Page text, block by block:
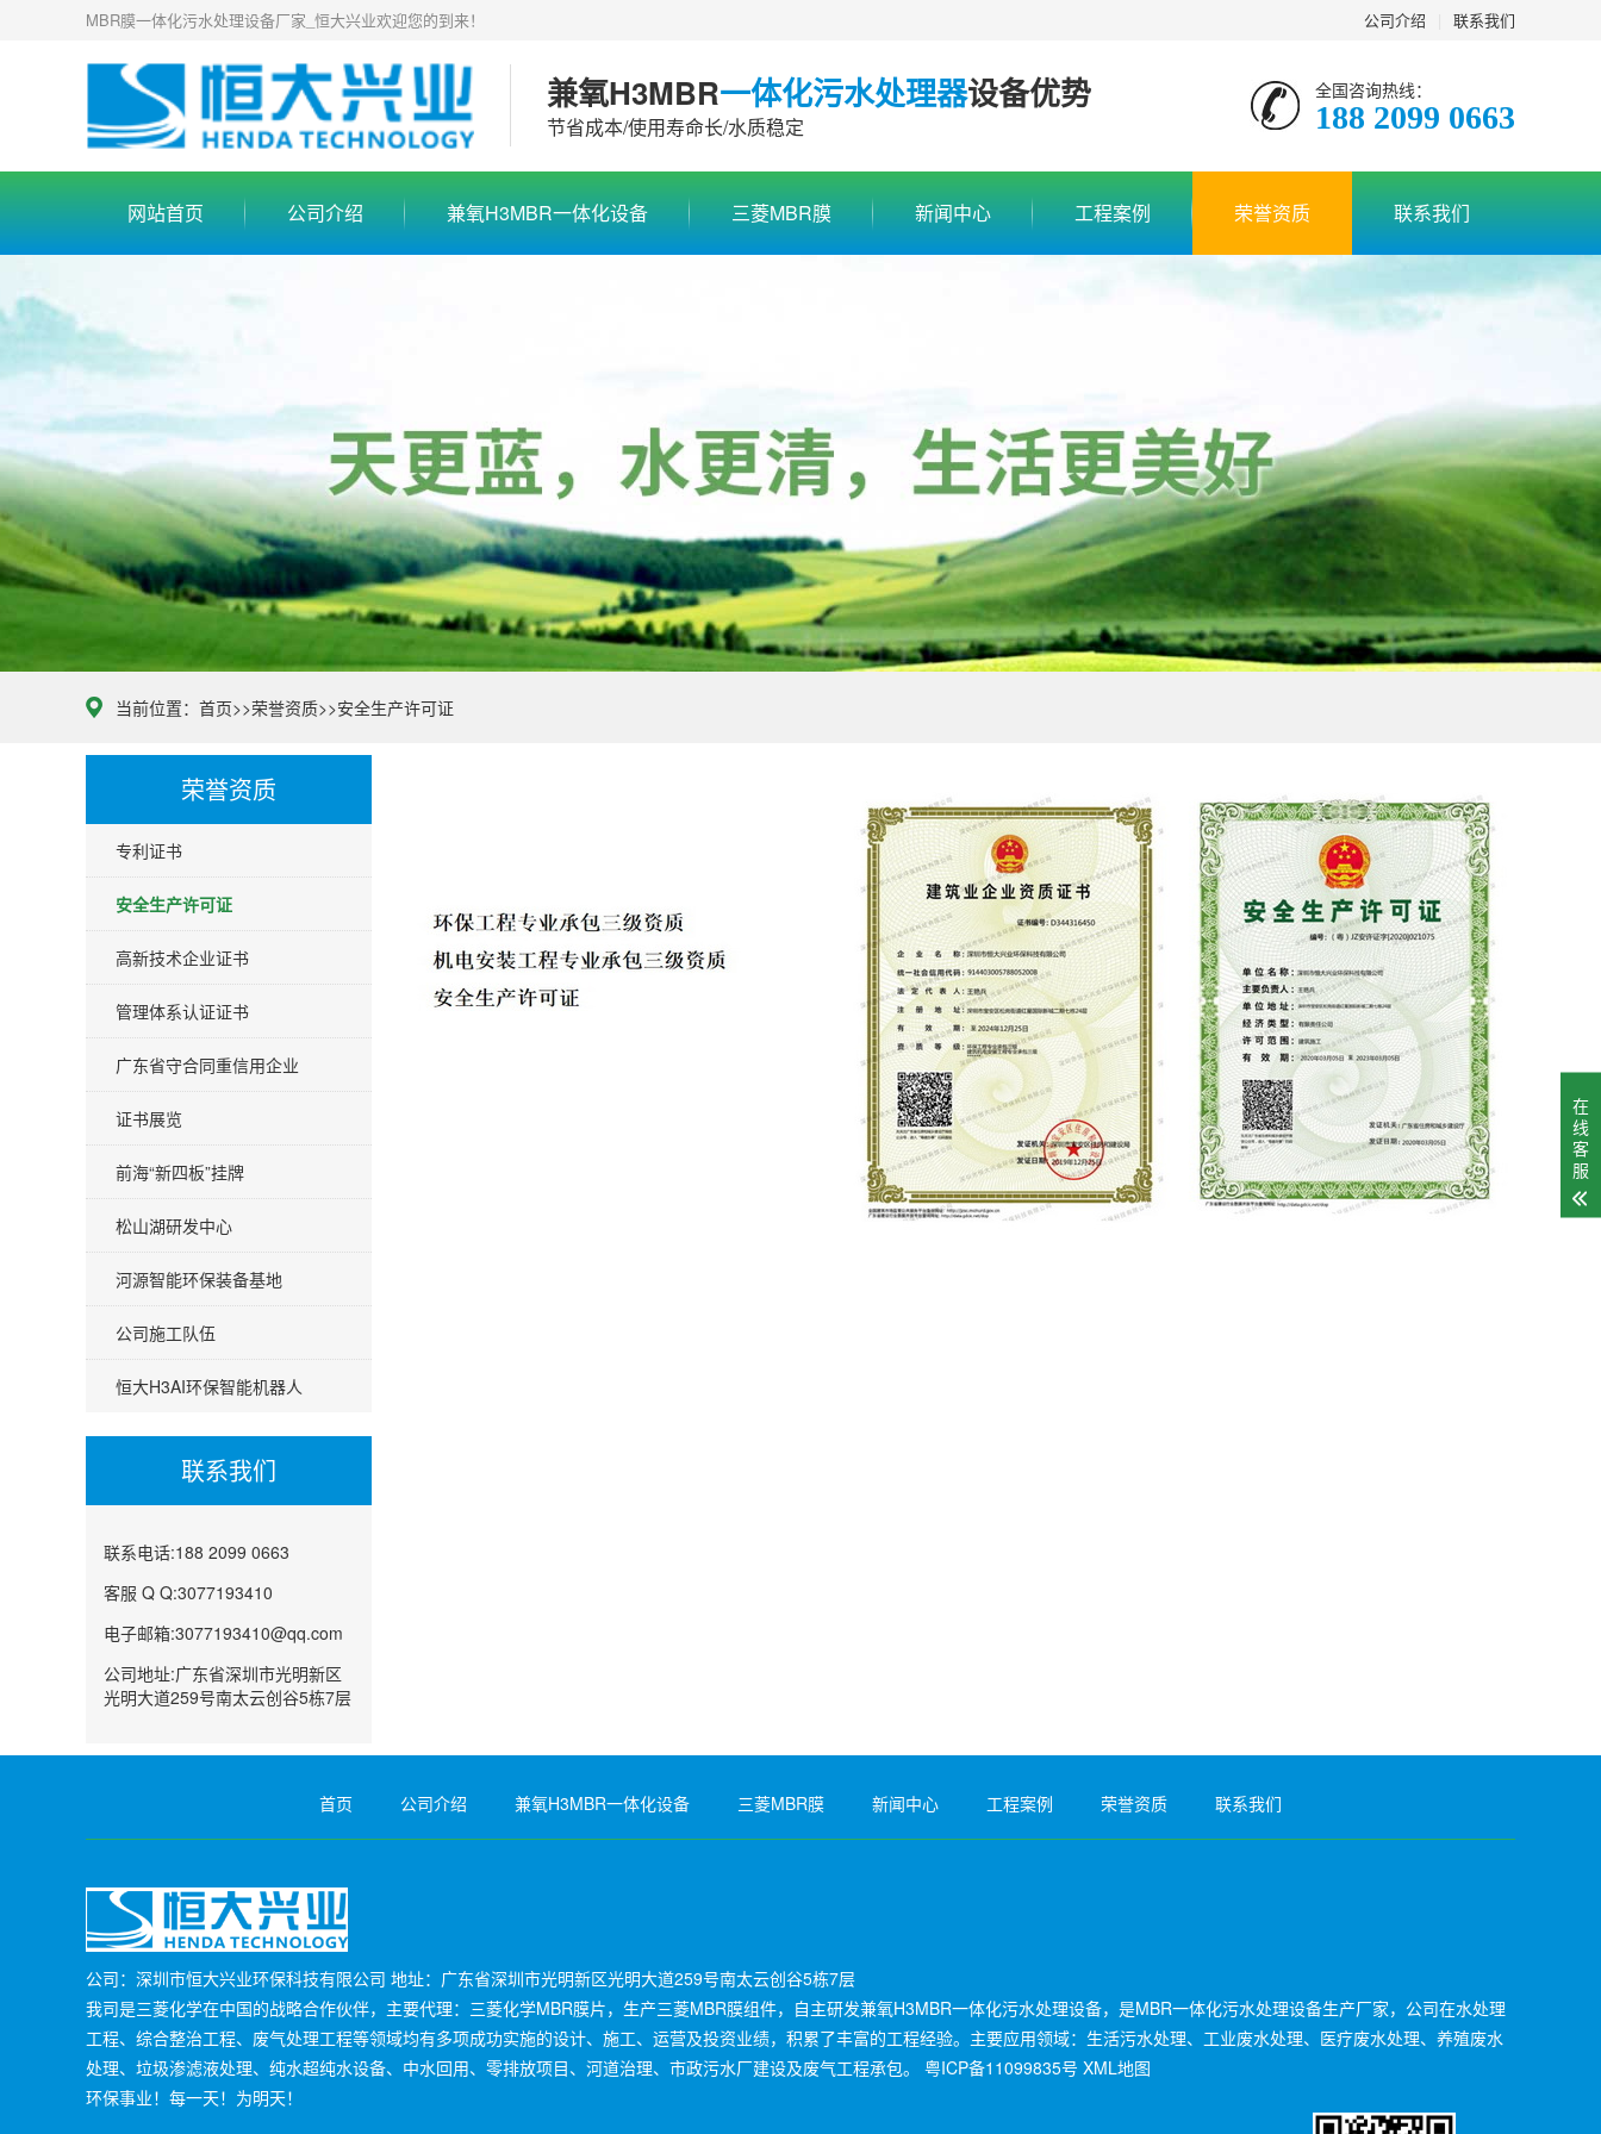
公司介绍 联系我们
MBR膜一体化污水处理设备厂家_恒大兴业欢迎您的到来！
兼氧H3MBR一体化污水处理器设备优势
节省成本/使用寿命长/水质稳定
全国咨询热线：
188 2099 0663
网站首页 公司介绍 兼氧H3MBR一体化设备 三菱MBR膜 新闻中心 工程案例 荣誉资质 联系我们
当前位置： 首页>>荣誉资质>>安全生产许可证
荣誉资质
专利证书
安全生产许可证
高新技术企业证书
管理体系认证证书
广东省守合同重信用企业
证书展览
前海“新四板”挂牌
松山湖研发中心
河源智能环保装备基地
公司施工队伍
恒大H3AI环保智能机器人
联系我们
联系电话:188 2099 0663
客服 Q Q:3077193410
电子邮箱:3077193410@qq.com
公司地址:广东省深圳市光明新区
光明大道259号南太云创谷5栋7层
首页 公司介绍 兼氧H3MBR一体化设备 三菱MBR膜 新闻中心 工程案例 荣誉资质 联系我们
公司：深圳市恒大兴业环保科技有限公司 地址：广东省深圳市光明新区光明大道259号南太云创谷5栋7层
我司是三菱化学在中国的战略合作伙伴，主要代理：三菱化学MBR膜片，生产三菱MBR膜组件，自主研发兼氧H3MBR一体化污水处理设备，是MBR一体化污水处理设备生产厂家，公司在水处理
工程、综合整治工程、废气处理工程等领域均有多项成功实施的设计、施工、运营及投资业绩，积累了丰富的工程经验。主要应用领域：生活污水处理、工业废水处理、医疗废水处理、养殖废水
处理、垃圾渗滤液处理、纯水超纯水设备、中水回用、零排放项目、河道治理、市政污水厂建设及废气工程承包。 粤ICP备11099835号 XML地图
环保事业！每一天！为明天！
在
线
客
服